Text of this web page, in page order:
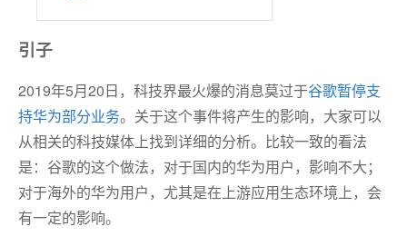
引子
2019年5月20日，科技界最火爆的消息莫过于谷歌暂停支
持华为部分业务。关于这个事件将产生的影响，大家可以
从相关的科技媒体上找到详细的分析。比较一致的看法
是：谷歌的这个做法，对于国内的华为用户，影响不大；
对于海外的华为用户，尤其是在上游应用生态环境上，会
有一定的影响。